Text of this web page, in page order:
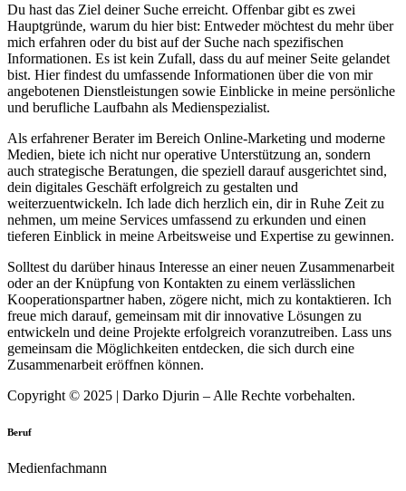
Du hast das Ziel deiner Suche erreicht. Offenbar gibt es zwei
Hauptgründe, warum du hier bist: Entweder möchtest du mehr über
mich erfahren oder du bist auf der Suche nach spezifischen
Informationen. Es ist kein Zufall, dass du auf meiner Seite gelandet
bist. Hier findest du umfassende Informationen über die von mir
angebotenen Dienstleistungen sowie Einblicke in meine persönliche
und berufliche Laufbahn als Medienspezialist.
Als erfahrener Berater im Bereich Online-Marketing und moderne
Medien, biete ich nicht nur operative Unterstützung an, sondern
auch strategische Beratungen, die speziell darauf ausgerichtet sind,
dein digitales Geschäft erfolgreich zu gestalten und
weiterzuentwickeln. Ich lade dich herzlich ein, dir in Ruhe Zeit zu
nehmen, um meine Services umfassend zu erkunden und einen
tieferen Einblick in meine Arbeitsweise und Expertise zu gewinnen.
Solltest du darüber hinaus Interesse an einer neuen Zusammenarbeit
oder an der Knüpfung von Kontakten zu einem verlässlichen
Kooperationspartner haben, zögere nicht, mich zu kontaktieren. Ich
freue mich darauf, gemeinsam mit dir innovative Lösungen zu
entwickeln und deine Projekte erfolgreich voranzutreiben. Lass uns
gemeinsam die Möglichkeiten entdecken, die sich durch eine
Zusammenarbeit eröffnen können.
Copyright © 2025 | Darko Djurin – Alle Rechte vorbehalten.
Beruf
Medienfachmann